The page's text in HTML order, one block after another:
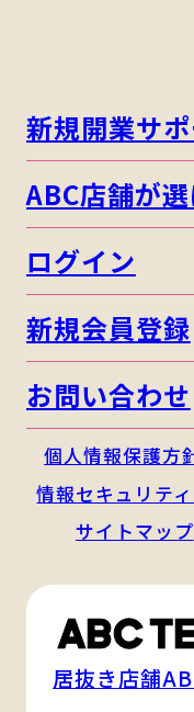
新規開業サ
ABC店舗が
ログイン
新規会員登録
お問い合わせ
個人情報保護方
情報セキュリテ
サイトマップ
居抜き店舗